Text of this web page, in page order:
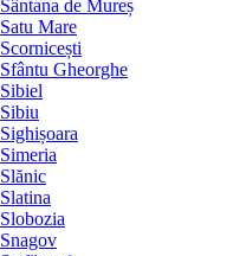
Sântana de Mureș
Satu Mare
Scornicești
Sfântu Gheorghe
Sibiel
Sibiu
Sighișoara
Simeria
Slănic
Slatina
Slobozia
Snagov